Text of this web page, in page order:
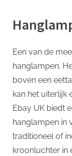
Een van de
hanglampen.
boven een
kan het uiterlijk
Ebay UK biedt
hanglampen in
traditioneel of
kroonluchter in